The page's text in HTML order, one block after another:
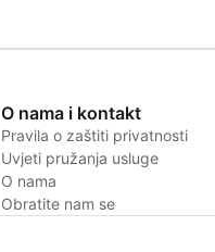
O nama i kontakt
Pravila o zaštiti privatnosti
Uvjeti pružanja usluge
O nama
Obratite nam se